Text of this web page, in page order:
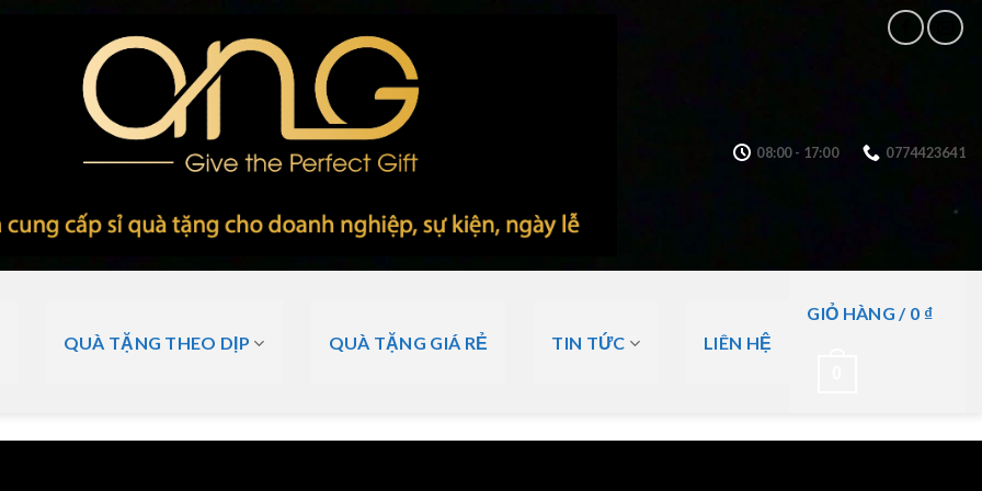
08:00 - 17:00 0774423641
QUÀ TẶNG THEO DỊP QUÀ TẶNG GIÁ RẺ TIN TỨC LIÊN HỆ
GIỎ HÀNG / 0 ₫